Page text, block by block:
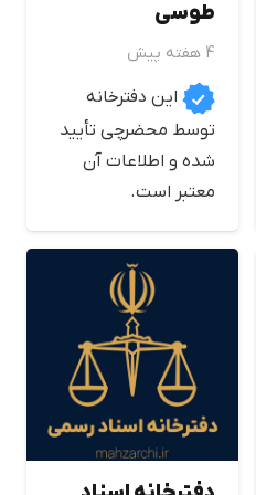
طوسي
4 هفته پیش
این دفترخانه
توسط محضرچی تأیید
شده و اطلاعات آن
معتبر است.